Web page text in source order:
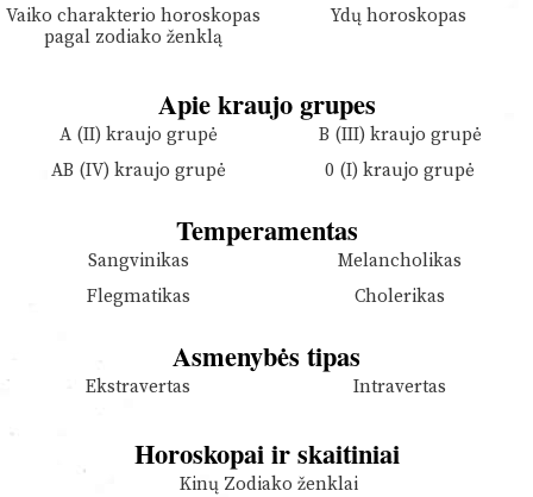
Vaiko charakterio horoskopas
pagal zodiako ženklą
Ydų horoskopas
Apie kraujo grupes
A (II) kraujo grupė
B (III) kraujo grupė
AB (IV) kraujo grupė
0 (I) kraujo grupė
Temperamentas
Sangvinikas
Melancholikas
Flegmatikas
Cholerikas
Asmenybės tipas
Ekstravertas Intravertas
Horoskopai ir skaitiniai
Kinų Zodiako ženklai